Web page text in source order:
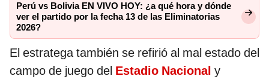
Perú vs Bolivia EN VIVO HOY: ¿a qué hora y dónde
ver el partido por la fecha 13 de las Eliminatorias
2026?
El estratega también se refirió al mal estado del
campo de juego del Estadio Nacional y